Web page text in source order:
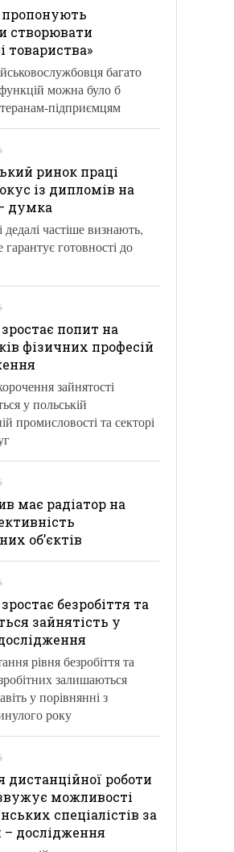
пропонують
створювати
товариства»
багато
можна було б
підприємцям
ринок праці
із дипломів на
думка
дедалі частіше визнають,
гарантує готовності до
попит на
фізичних професій
зайнятості
у польській
промисловості та секторі
має радіатор на
об’єктів
безробіття та
зайнятість у
рівня безробіття та
залишаються
у порівнянні з
року
дистанційної роботи
можливості
спеціалістів за
дослідження